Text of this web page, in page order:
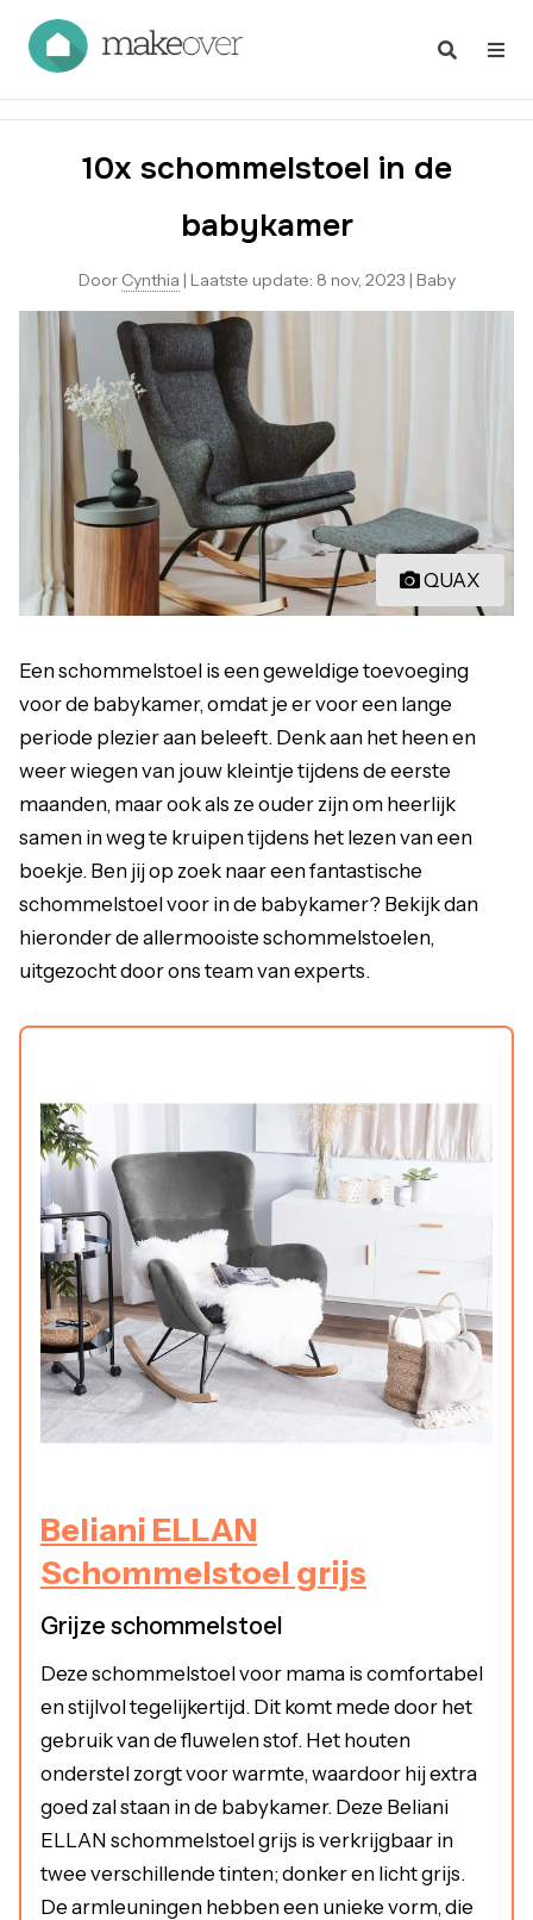
10x schommelstoel in de
babykamer
Door Cynthia | Laatste update: 8 nov, 2023 | Baby
QUAX
Een schommelstoel is een geweldige toevoeging
voor de babykamer, omdat je er voor een lange
periode plezier aan beleeft. Denk aan het heen en
weer wiegen van jouw kleintje tijdens de eerste
maanden, maar ook als ze ouder zijn om heerlijk
samen in weg te kruipen tijdens het lezen van een
boekje. Ben jij op zoek naar een fantastische
schommelstoel voor in de babykamer? Bekijk dan
hieronder de allermooiste schommelstoelen,
uitgezocht door ons team van experts.
Beliani ELLAN
Schommelstoel grijs
Grijze schommelstoel
Deze schommelstoel voor mama is comfortabel
en stijlvol tegelijkertijd. Dit komt mede door het
gebruik van de fluwelen stof. Het houten
onderstel zorgt voor warmte, waardoor hij extra
goed zal staan in de babykamer. Deze Beliani
ELLAN schommelstoel grijs is verkrijgbaar in
twee verschillende tinten; donker en licht grijs.
De armleuningen hebben een unieke vorm, die